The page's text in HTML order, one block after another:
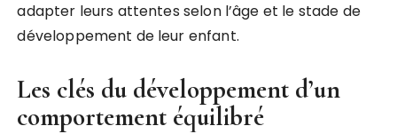
adapter leurs attentes selon l’âge et le stade de
développement de leur enfant.
Les clés du développement d’un
comportement équilibré